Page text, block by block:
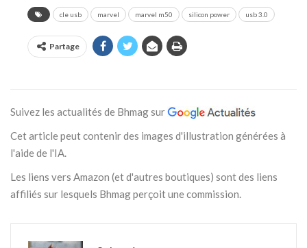
cle usb marvel marvel m50 silicon power usb 3.0
Partage
Suivez les actualités de Bhmag sur
Cet article peut contenir des images d'illustration générées à
l'aide de l'IA.
Les liens vers Amazon (et d'autres boutiques) sont des liens
affiliés sur lesquels Bhmag perçoit une commission.